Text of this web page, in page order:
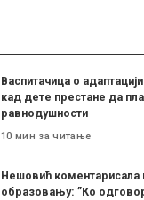
Васпитачица о
кад дете престане да
равнодушности
10 мин за читање
Нешовић коментарисала
образовању: ”Ко